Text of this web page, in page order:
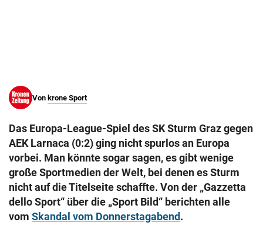
Von krone Sport
Das Europa-League-Spiel des SK Sturm Graz gegen
AEK Larnaca (0:2) ging nicht spurlos an Europa
vorbei. Man könnte sogar sagen, es gibt wenige
große Sportmedien der Welt, bei denen es Sturm
nicht auf die Titelseite schaffte. Von der „Gazzetta
dello Sport“ über die „Sport Bild“ berichten alle
vom Skandal vom Donnerstagabend.